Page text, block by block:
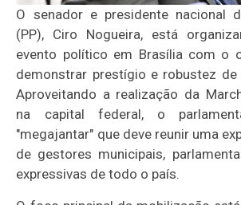
O senador e presidente nacional
(PP), Ciro Nogueira, está
evento político em Brasília com o
demonstrar prestígio e robustez de
Aproveitando a realização da
na capital federal, o
"megajantar" que deve reunir uma
de gestores municipais,
expressivas de todo o país.